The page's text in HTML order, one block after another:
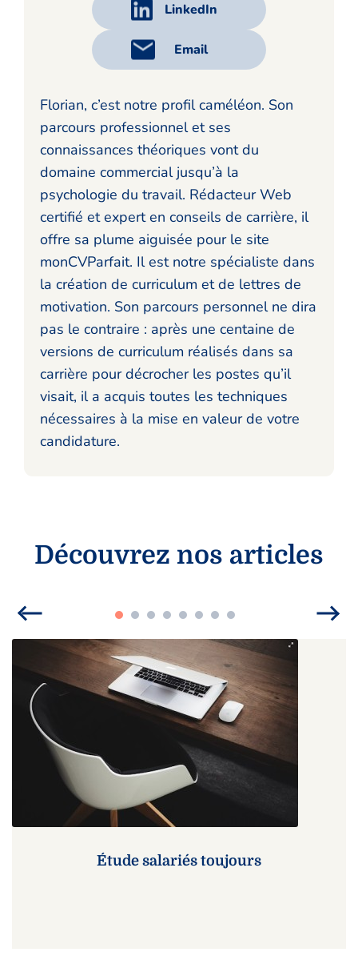
LinkedIn
Email
Florian, c’est notre profil caméléon. Son
parcours professionnel et ses
connaissances théoriques vont du
domaine commercial jusqu’à la
psychologie du travail. Rédacteur Web
certifié et expert en conseils de carrière, il
offre sa plume aiguisée pour le site
monCVParfait. Il est notre spécialiste dans
la création de curriculum et de lettres de
motivation. Son parcours personnel ne dira
pas le contraire : après une centaine de
versions de curriculum réalisés dans sa
carrière pour décrocher les postes qu’il
visait, il a acquis toutes les techniques
nécessaires à la mise en valeur de votre
candidature.
Découvrez nos articles
Étude salariés toujours